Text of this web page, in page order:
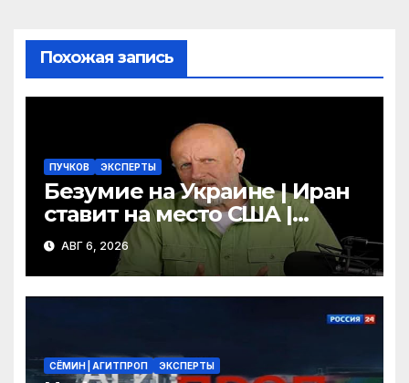
s
ni
ki
Похожая запись
ПУЧКОВ ЭКСПЕРТЫ
Безумие на Украине | Иран
ставит на место США |
Фильм «Одиссея»
шокировал Гомера | Гоблин
АВГ 6, 2026
СЁМИН | АГИТПРОП ЭКСПЕРТЫ